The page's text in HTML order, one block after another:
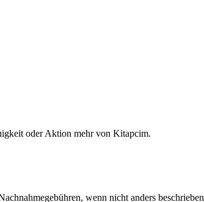
oder Aktion mehr von Kitapcim.
wenn nicht anders beschrieben